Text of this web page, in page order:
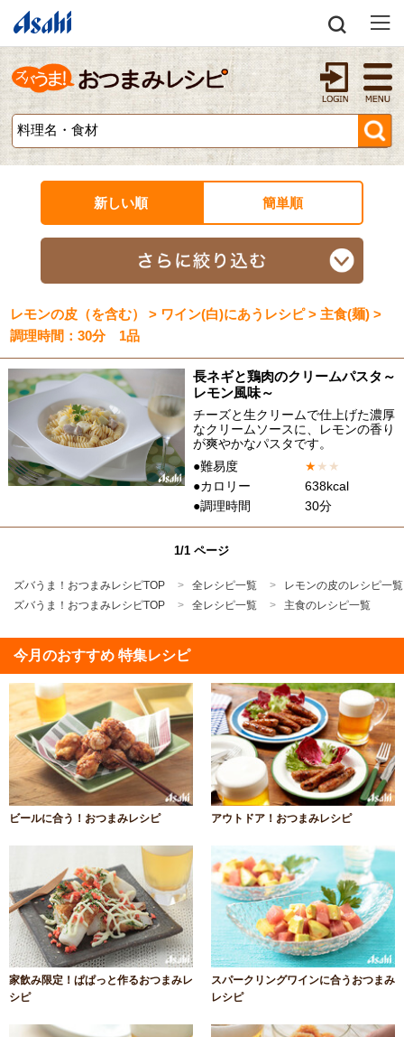
新しい順 簡単順
レモンの皮（を含む） > ワイン(白)にあうレシピ > 主食(麺) >
調理時間：30分 1品
長ネギと鶏肉のクリームパスタ～
レモン風味～
チーズと生クリームで仕上げた濃厚
なクリームソースに、レモンの香り
が爽やかなパスタです。
●難易度
★★ ★
●カロリー
638kcal
●調理時間
30分
1/1 ページ
ズバうま！おつまみレシピTOP 全レシピ一覧
レモンの皮のレシピ一覧
ズバうま！おつまみレシピTOP
全レシピ一覧 主食のレシピ一覧
今月のおすすめ 特集レシピ
ビールに合う！おつまみレシピ アウトドア！おつまみレシピ
家飲み限定！ぱぱっと作るおつまみレ
シピ
スパークリングワインに合うおつまみ
レシピ